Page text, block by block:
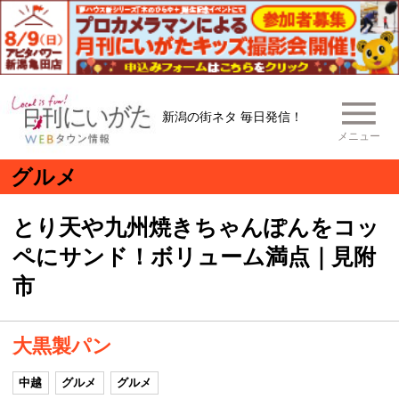
新潟の街ネタ 毎日発信！
メニュー
グルメ
とり天や九州焼きちゃんぽんをコッ
ペにサンド！ボリューム満点｜見附
市
大黒製パン
中越 グルメ グルメ